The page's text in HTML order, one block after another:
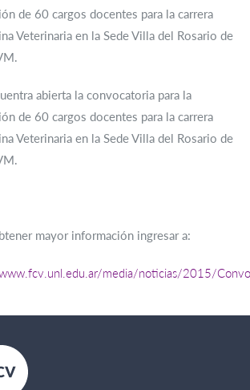
de 60 cargos docentes para la carrera
Veterinaria en la Sede Villa del Rosario de
abierta la convocatoria para la
de 60 cargos docentes para la carrera
Veterinaria en la Sede Villa del Rosario de
mayor información ingresar a:
media/noticias/2015/